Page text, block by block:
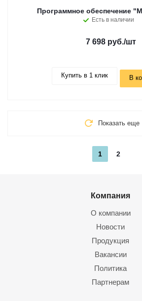
Программное обеспечение
Есть в наличии
7 698 руб./шт
Купить в 1 клик В
Показать еще
1 2
Компания
О компании
Новости
Продукция
Вакансии
Политика
Партнерам